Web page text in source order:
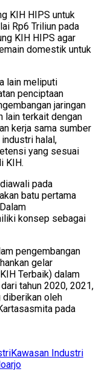
KIH HIPS untuk
Rp6 Triliun pada
KIH HIPS agar
domestik untuk
lain meliputi
penciptaan
jaringan
lain terkait dengan
kerja sama sumber
halal,
yang sesuai
KIH.
pada
batu pertama
konsep sebagai
pengembangan
gelar
Terbaik) dalam
tahun 2020, 2021,
diberikan oleh
pada
Kawasan Industri